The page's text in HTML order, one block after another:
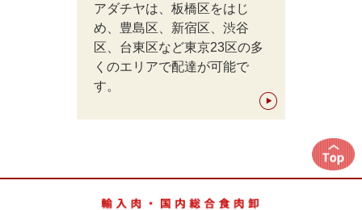
アダチヤは、板橋区をはじ
め、豊島区、新宿区、渋谷
区、台東区など東京23区の多
くのエリアで配達が可能で
す。